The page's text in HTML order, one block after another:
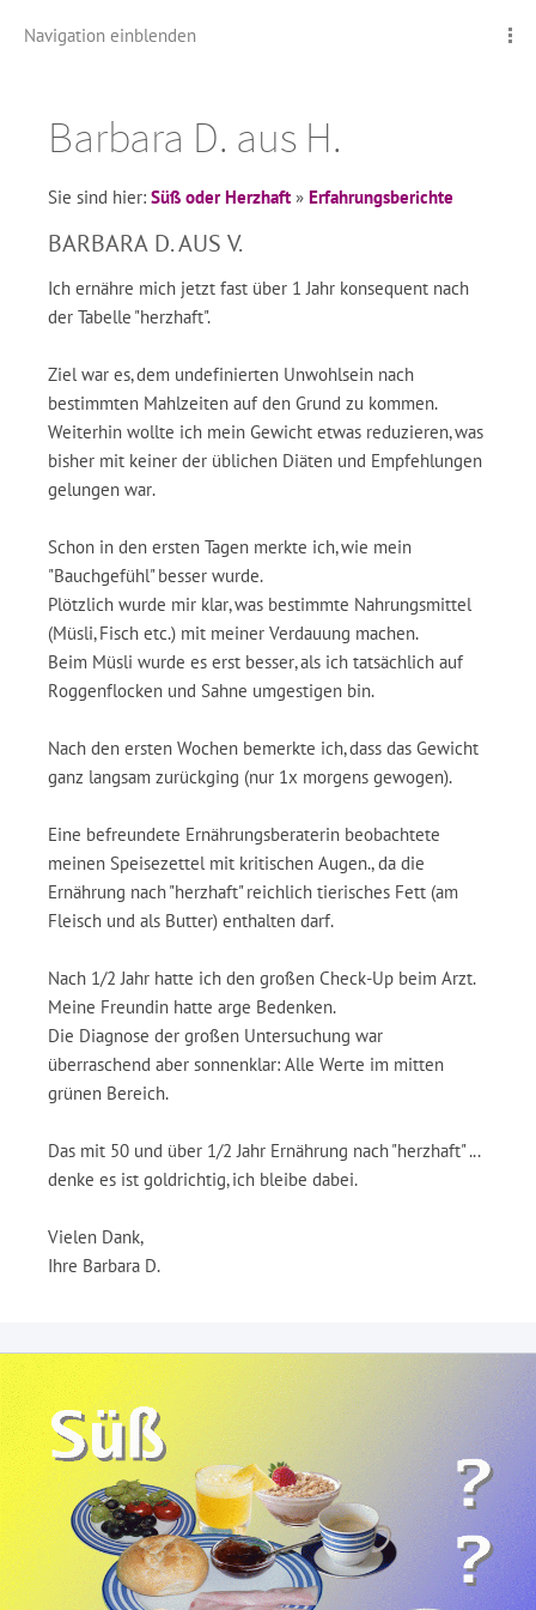
Navigation einblenden
Barbara D. aus H.
Sie sind hier: Süß oder Herzhaft » Erfahrungsberichte
BARBARA D. AUS V.
Ich ernähre mich jetzt fast über 1 Jahr konsequent nach
der Tabelle "herzhaft".
Ziel war es, dem undefinierten Unwohlsein nach
bestimmten Mahlzeiten auf den Grund zu kommen.
Weiterhin wollte ich mein Gewicht etwas reduzieren, was
bisher mit keiner der üblichen Diäten und Empfehlungen
gelungen war.
Schon in den ersten Tagen merkte ich, wie mein
"Bauchgefühl" besser wurde.
Plötzlich wurde mir klar, was bestimmte Nahrungsmittel
(Müsli, Fisch etc.) mit meiner Verdauung machen.
Beim Müsli wurde es erst besser, als ich tatsächlich auf
Roggenflocken und Sahne umgestigen bin.
Nach den ersten Wochen bemerkte ich, dass das Gewicht
ganz langsam zurückging (nur 1x morgens gewogen).
Eine befreundete Ernährungsberaterin beobachtete
meinen Speisezettel mit kritischen Augen., da die
Ernährung nach "herzhaft" reichlich tierisches Fett (am
Fleisch und als Butter) enthalten darf.
Nach 1/2 Jahr hatte ich den großen Check-Up beim Arzt.
Meine Freundin hatte arge Bedenken.
Die Diagnose der großen Untersuchung war
überraschend aber sonnenklar: Alle Werte im mitten
grünen Bereich.
Das mit 50 und über 1/2 Jahr Ernährung nach "herzhaft" ...
denke es ist goldrichtig, ich bleibe dabei.
Vielen Dank,
Ihre Barbara D.